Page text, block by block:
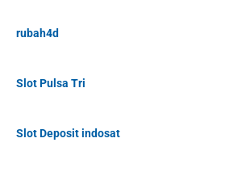
rubah4d
Slot Pulsa Tri
Slot Deposit indosat